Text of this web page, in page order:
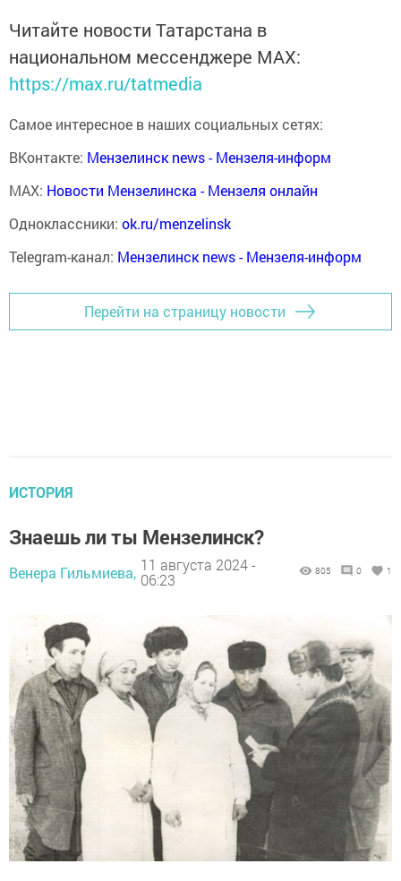
Читайте новости Татарстана в
национальном мессенджере MАХ:
https://max.ru/tatmedia
Самое интересное в наших социальных сетях:
ВКонтакте: Мензелинск news - Мензеля-информ
MAX: Новости Мензелинска - Мензеля онлайн
Одноклассники: ok.ru/menzelinsk
Telegram-канал: Мензелинск news - Мензеля-информ
Перейти на страницу новости
ИСТОРИЯ
Знаешь ли ты Мензелинск?
Венера Гильмиева, 11 августа 2024 -
06:23
805 0 1